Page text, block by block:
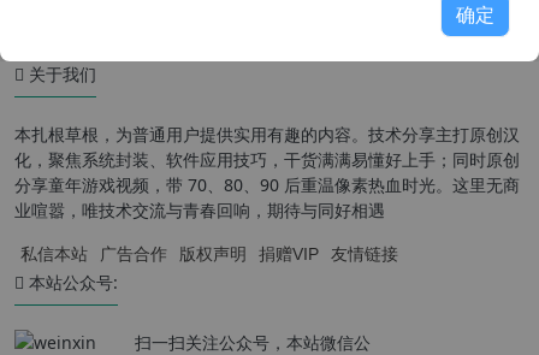
关于我们
本扎根草根，为普通用户提供实用有趣的内容。技术分享主打原创汉
化，聚焦系统封装、软件应用技巧，干货满满易懂好上手；同时原创
分享童年游戏视频，带 70、80、90 后重温像素热血时光。这里无商
业喧嚣，唯技术交流与青春回响，期待与同好相遇
私信本站 广告合作 版权声明 捐赠VIP 友情链接
本站公众号:
扫一扫关注公众号，本站微信公
确定